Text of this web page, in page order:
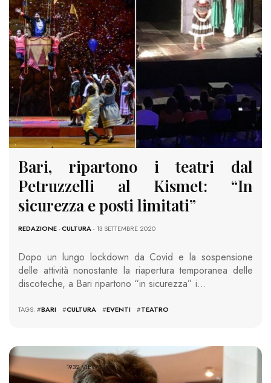
Bari, ripartono i teatri dal
Petruzzelli al Kismet: “In
sicurezza e posti limitati”
REDAZIONE-CULTURA- 13 SETTEMBRE 2020
Dopo un lungo lockdown da Covid e la sospensione
delle attività nonostante la riapertura temporanea delle
discoteche, a Bari ripartono “in sicurezza” i…
TAGS: #BARI #CULTURA #EVENTI #TEATRO
1932 VIEWS